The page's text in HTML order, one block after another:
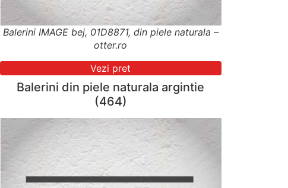
Balerini IMAGE bej, 01D8871, din piele naturala –
otter.ro
Vezi pret
Balerini din piele naturala argintie
(464)